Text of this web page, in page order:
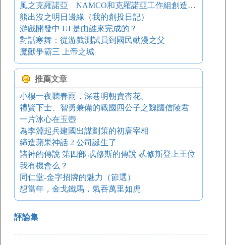
風之克羅諾亞 NAMCO和克羅諾亞工作組創造的獸人電玩角色
熊出沒之明日邊緣（我的創投日記）
游戲開發中 UI 是由誰來完成的？
對話寒舞：從游戲測試員到國民動漫之父
魔獸爭霸三 上帝之城
推薦文章
小樓一夜聽春雨，深巷明朝賣杏花。
禮賢下士、智勇兼備的戰國四公子之魏國信陵君
一片冰心在玉壺
為李淵起兵建國出謀劃策的初唐宰相
締造蘋果神話 2 公司誕生了
諸神的傳說 第四部 忒修斯的傳說 忒修斯登上王位
我有機會么？
同仁堂-金字招牌的魅力（節選）
想當年，金戈鐵馬，氣吞萬里如虎
評論集